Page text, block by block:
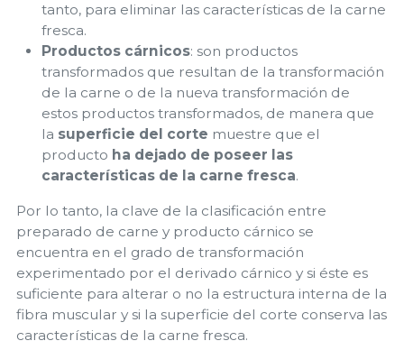
tanto, para eliminar las características de la carne
fresca.
Productos cárnicos: son productos
transformados que resultan de la transformación
de la carne o de la nueva transformación de
estos productos transformados, de manera que
la superficie del corte muestre que el
producto ha dejado de poseer las
características de la carne fresca.
Por lo tanto, la clave de la clasificación entre
preparado de carne y producto cárnico se
encuentra en el grado de transformación
experimentado por el derivado cárnico y si éste es
suficiente para alterar o no la estructura interna de la
fibra muscular y si la superficie del corte conserva las
características de la carne fresca.